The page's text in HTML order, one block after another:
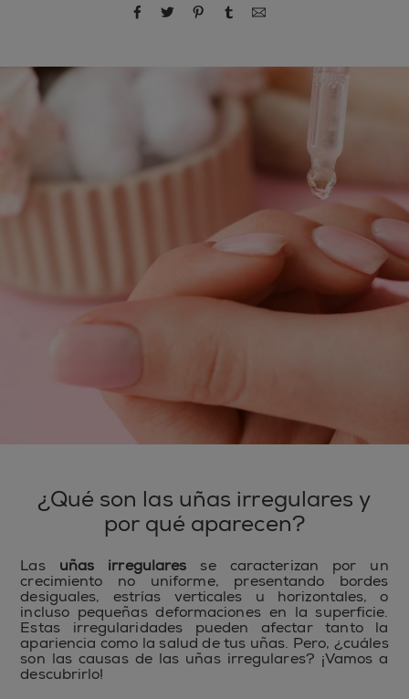
compartir por Facebook
compartir por Twitter
compartir por Pinterest
compartir por Tumblr
compartir por
¿Qué son las uñas irregulares y
por qué aparecen?
Las uñas irregulares se caracterizan por un
crecimiento no uniforme, presentando bordes
desiguales, estrías verticales u horizontales, o
incluso pequeñas deformaciones en la superficie.
Estas irregularidades pueden afectar tanto la
apariencia como la salud de tus uñas. Pero, ¿cuáles
son las causas de las uñas irregulares? ¡Vamos a
descubrirlo!